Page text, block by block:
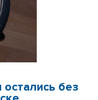
без